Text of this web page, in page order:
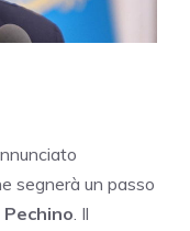
segnerà un passo
Pechino. Il